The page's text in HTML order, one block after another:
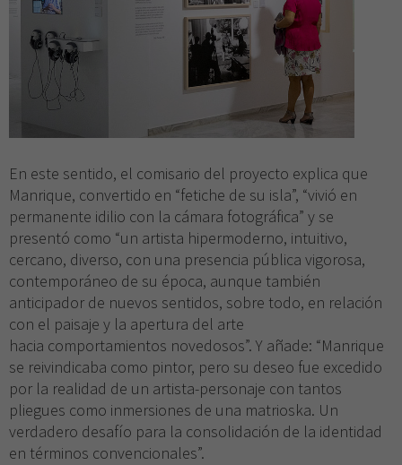
En este sentido, el comisario del proyecto explica que
Manrique, convertido en “fetiche de su isla”, “vivió en
permanente idilio con la cámara fotográfica” y se
presentó como “un artista hipermoderno, intuitivo,
cercano, diverso, con una presencia pública vigorosa,
contemporáneo de su época, aunque también
anticipador de nuevos sentidos, sobre todo, en relación
con el paisaje y la apertura del arte
hacia comportamientos novedosos”. Y añade: “Manrique
se reivindicaba como pintor, pero su deseo fue excedido
por la realidad de un artista-personaje con tantos
pliegues como inmersiones de una matrioska. Un
verdadero desafío para la consolidación de la identidad
en términos convencionales”.